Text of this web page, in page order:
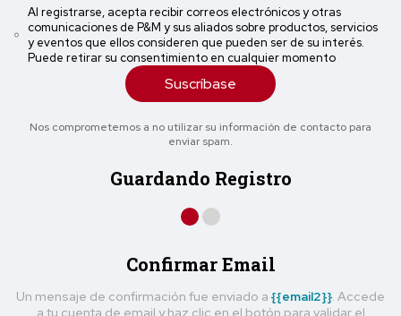
Al registrarse, acepta recibir correos electrónicos y otras
comunicaciones de P&M y sus aliados sobre productos, servicios
y eventos que ellos consideren que pueden ser de su interés.
Puede retirar su consentimiento en cualquier momento
Suscríbase
Nos comprometemos a no utilizar su información de contacto para
enviar spam.
Guardando Registro
Confirmar Email
Un mensaje de confirmación fue enviado a {{email2}} . Accede
a tu cuenta de email y haz clic en el botón para validar el